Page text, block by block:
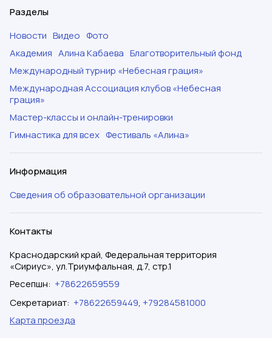
Разделы
Новости Видео Фото
Академия Алина Кабаева Благотворительный фонд
Международный турнир «Небесная грация»
Международная Ассоциация клубов «Небесная
грация»
Мастер-классы и онлайн-тренировки
Гимнастика для всех Фестиваль «Алина»
Информация
Сведения об образовательной организации
Контакты
Краснодарский край, Федеральная территория
«Сириус», ул.Триумфальная, д.7, стр.1
Ресепшн: +78622659559
Секретариат: +78622659449, +79284581000
Карта проезда